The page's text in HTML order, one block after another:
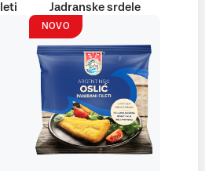
Jadranske srdele
NOVO